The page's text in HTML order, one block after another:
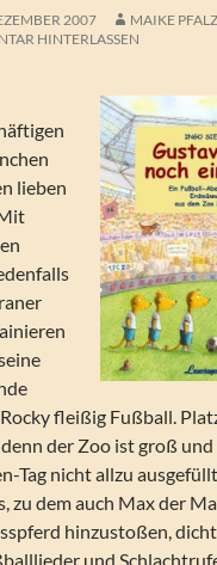
2007
MAIKE PFALZ
HINTERLASSEN
lieben
fleißig Fußball.
denn der Zoo ist groß
Tag nicht allzu
zu dem auch Max der
hinzustoßen,
und